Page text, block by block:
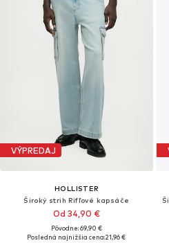
VÝPREDAJ
HOLLISTER
Široký strih Rifľové kapsáče
Od 34,90 €
Pôvodne: 69,90 €
Posledná najnižšia cena:21,96 €